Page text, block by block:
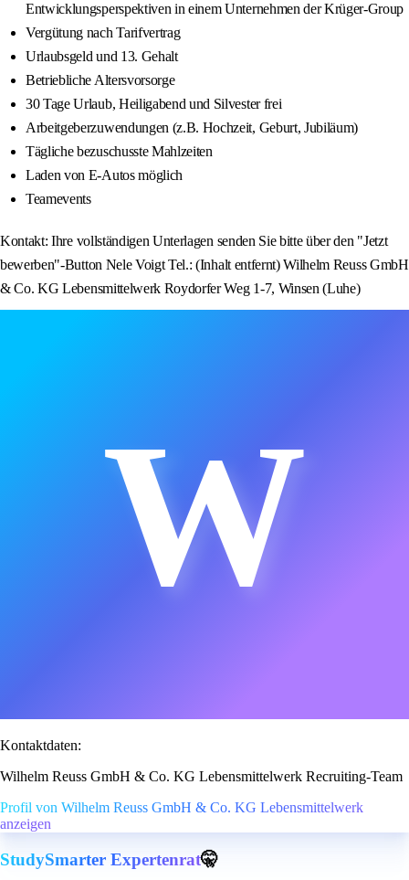
Entwicklungsperspektiven in einem Unternehmen der Krüger-Group
Vergütung nach Tarifvertrag
Urlaubsgeld und 13. Gehalt
Betriebliche Altersvorsorge
30 Tage Urlaub, Heiligabend und Silvester frei
Arbeitgeberzuwendungen (z.B. Hochzeit, Geburt, Jubiläum)
Tägliche bezuschusste Mahlzeiten
Laden von E-Autos möglich
Teamevents
Kontakt: Ihre vollständigen Unterlagen senden Sie bitte über den "Jetzt
bewerben"-Button Nele Voigt Tel.: (Inhalt entfernt) Wilhelm Reuss GmbH
& Co. KG Lebensmittelwerk Roydorfer Weg 1-7, Winsen (Luhe)
W
Kontaktdaten:
Wilhelm Reuss GmbH & Co. KG Lebensmittelwerk Recruiting-Team
Profil von Wilhelm Reuss GmbH & Co. KG Lebensmittelwerk
anzeigen
StudySmarter Expertenrat🤫